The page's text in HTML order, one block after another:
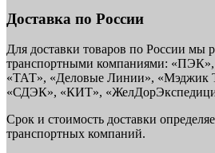
Доставка по России
Для доставки товаров по России мы
транспортными компаниями: «ПЭК»,
«ТАТ», «Деловые Линии», «Мэджик
«СДЭК», «КИТ»,
Срок и стоимость доставки
транспортных компаний.